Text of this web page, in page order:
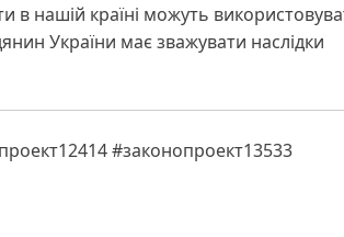
в нашій країні можуть
України має зважувати наслідки
#законопроект13533